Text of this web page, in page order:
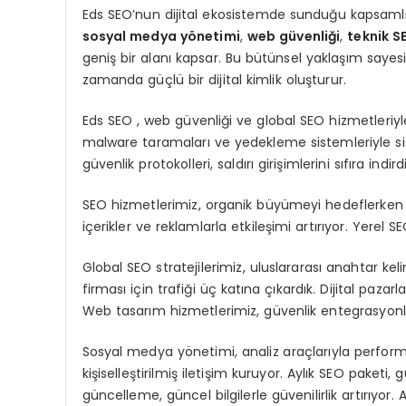
Eds SEO’nun dijital ekosistemde sunduğu
sosyal medya yönetimi, web güvenliği, teknik
geniş bir alanı kapsar. Bu bütünsel yaklaşım
zamanda güçlü bir dijital kimlik oluşturur.
Eds SEO , web güvenliği ve global SEO
malware taramaları ve yedekleme sistemleriyle
güvenlik protokolleri, saldırı girişimlerini sıfıra
SEO hizmetlerimiz, organik büyümeyi
içerikler ve reklamlarla etkileşimi artırıyor. Yerel
Global SEO stratejilerimiz, uluslararası anahtar
firması için trafiği üç katına çıkardık. Dijital
Web tasarım hizmetlerimiz, güvenlik
Sosyal medya yönetimi, analiz araçlarıyla
kişiselleştirilmiş iletişim kuruyor. Aylık SEO
güncelleme, güncel bilgilerle güvenilirlik